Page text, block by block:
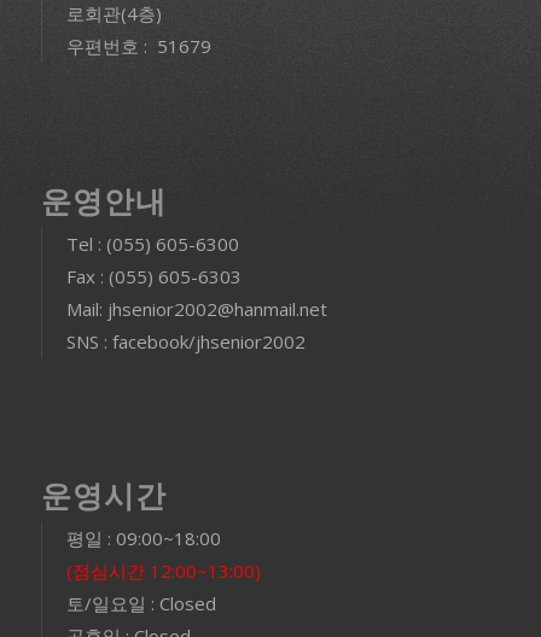
로회관(4층)
우편번호 : 51679
운영안내
Tel : (055) 605-6300
Fax : (055) 605-6303
Mail: jhsenior2002@hanmail.net
SNS : facebook/jhsenior2002
운영시간
평일 : 09:00~18:00
(점심시간 12:00~13:00)
토/일요일 : Closed